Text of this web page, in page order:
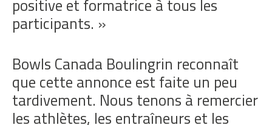
positive et formatrice à tous les
participants. »
Bowls Canada Boulingrin reconnaît
que cette annonce est faite un peu
tardivement. Nous tenons à remercier
les athlètes, les entraîneurs et les